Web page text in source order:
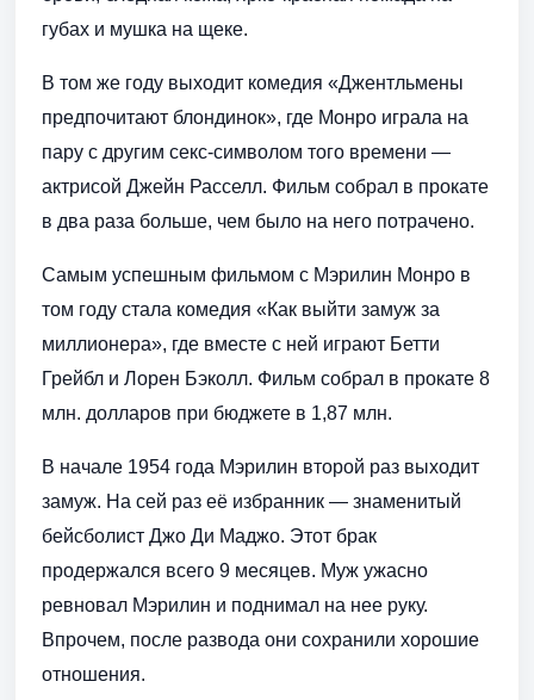
губах и мушка на щеке.
В том же году выходит комедия «Джентльмены
предпочитают блондинок», где Монро играла на
пару с другим секс-символом того времени —
актрисой Джейн Расселл. Фильм собрал в прокате
в два раза больше, чем было на него потрачено.
Самым успешным фильмом с Мэрилин Монро в
том году стала комедия «Как выйти замуж за
миллионера», где вместе с ней играют Бетти
Грейбл и Лорен Бэколл. Фильм собрал в прокате 8
млн. долларов при бюджете в 1,87 млн.
В начале 1954 года Мэрилин второй раз выходит
замуж. На сей раз её избранник — знаменитый
бейсболист Джо Ди Маджо. Этот брак
продержался всего 9 месяцев. Муж ужасно
ревновал Мэрилин и поднимал на нее руку.
Впрочем, после развода они сохранили хорошие
отношения.